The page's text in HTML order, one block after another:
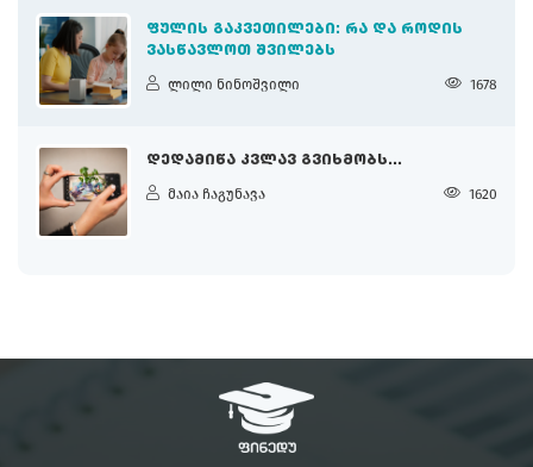
ᲤᲣᲚᲘᲡ ᲒᲐᲙᲕᲔᲗᲘᲚᲔᲑᲘ: ᲠᲐ ᲓᲐ ᲠᲝᲓᲘᲡ
ᲕᲐᲡᲬᲐᲕᲚᲝᲗ ᲨᲕᲘᲚᲔᲑᲡ
ლილი ნინოშვილი 1678
ᲓᲔᲓᲐᲛᲘᲬᲐ ᲙᲕᲚᲐᲕ ᲒᲕᲘᲮᲛᲝᲑᲡ...
მაია ჩაგუნავა 1620